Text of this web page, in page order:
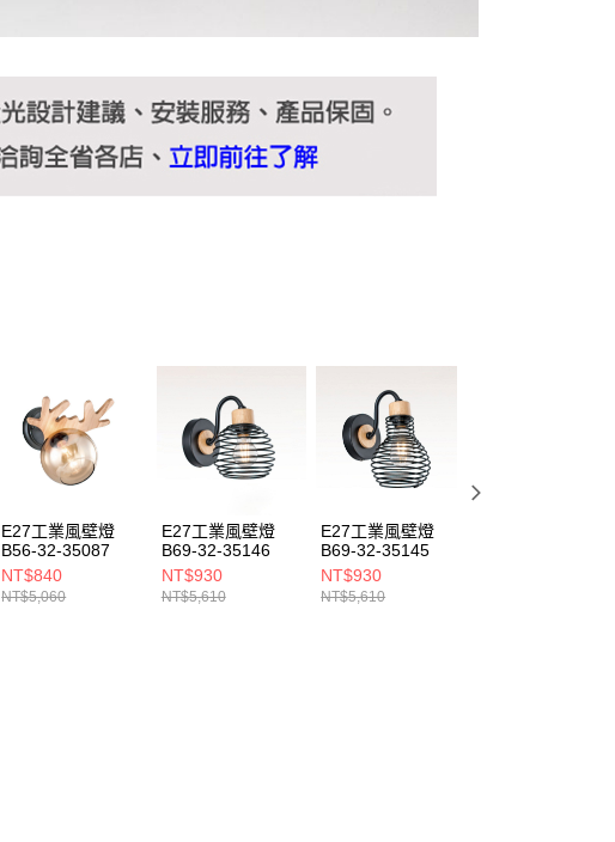
E27工業風壁燈
B56-32-35087
NT$840
NT$5,060
E27工業風壁燈
B69-32-35146
NT$930
NT$5,610
E27工業風壁燈
B69-32-35145
NT$930
NT$5,610